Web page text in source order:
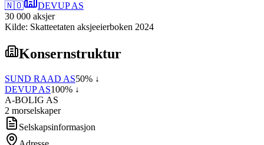
🇳🇴
DEVUP AS
30 000 aksjer
Kilde: Skatteetaten aksjeeierboken 2024
Konsernstruktur
SUND RAAD AS50% ↓
DEVUP AS100% ↓
A-BOLIG AS
2 morselskaper
Selskapsinformasjon